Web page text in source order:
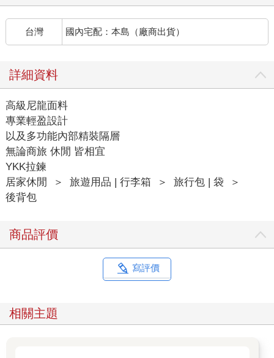
台灣 國內宅配：本島（廠商出貨）
詳細資料
高級尼龍面料
專業輕盈設計
以及多功能內部精裝隔層
無論商旅 休閒 皆相宜
YKK拉鍊
居家休閒
＞ 旅遊用品 | 行李箱 ＞ 旅行包 | 袋
＞
後背包
商品評價
寫評價
相關主題